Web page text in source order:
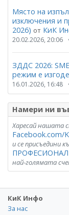
Място на
изключения и
2026) от КиК
20.02.2026, 20:06
ЗДДС 2026:
режим е
16.01.2026, 16:48
Намери ни
Харесай нашата
Facebook.com/
и се присъедини
най-голямата
КиК Инфо
За нас